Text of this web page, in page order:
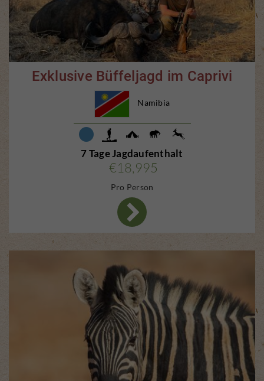
Exklusive Büffeljagd im Caprivi
Namibia
7 Tage Jagdaufenthalt
€18,995
Pro Person